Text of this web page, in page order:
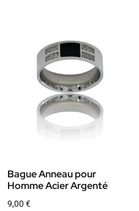
Bague Anneau pour
Homme Acier Argenté
9,00 €